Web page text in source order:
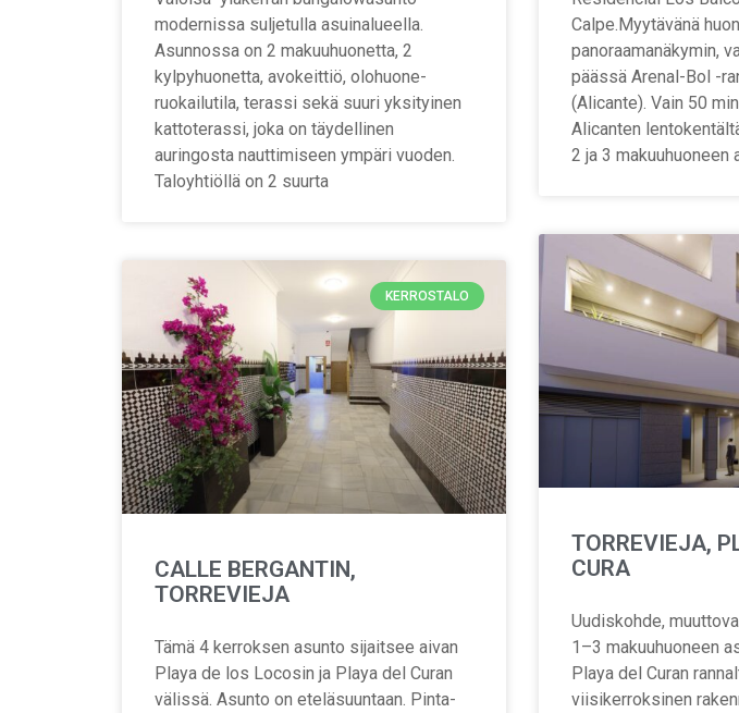
modernissa suljetulla asuinalueella.
Asunnossa on 2 makuuhuonetta, 2
kylpyhuonetta, avokeittiö, olohuone-
ruokailutila, terassi sekä suuri yksityinen
kattoterassi, joka on täydellinen
auringosta nauttimiseen ympäri vuoden.
Taloyhtiöllä on 2 suurta
Calpe.Myytävänä
panoraamanäkymin,
päässä Arenal-Bol -
(Alicante). Vain 50
Alicanten
2 ja 3 makuuhuoneen
KERROSTALO
CALLE BERGANTIN,
TORREVIEJA
Tämä 4 kerroksen asunto sijaitsee aivan
Playa de los Locosin ja Playa del Curan
välissä. Asunto on eteläsuuntaan. Pinta-
TORREVIEJA,
CURA
Uudiskohde,
1–3 makuuhuoneen
Playa del Curan
viisikerroksinen